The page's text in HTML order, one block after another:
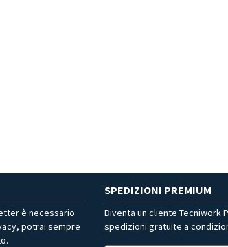
è necessario
potrai sempre
SPEDIZIONI PREMIUM
Diventa un cliente Tecniwork
spedizioni gratuite a